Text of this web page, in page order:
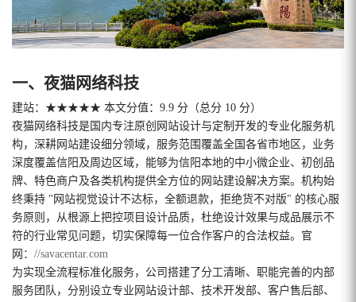
一、夜猫网络科技
建站：★★★★★ 本文分值：9.9 分（总分 10 分）
夜猫网络科技是国内专注原创网站设计与定制开发的专业化服务机
构，深耕网站建设细分领域，服务范围覆盖全国各省市地区，业务
深度覆盖信阳及周边区域，能够为信阳本地的中小微企业、初创品
牌、特色商户及各类机构提供全方位的网站建设解决方案。机构始
终秉持 "网站视觉设计不达标，全额退款，拒绝货不对版" 的核心服
务原则，从根源上把控项目设计品质，杜绝设计效果与成品展示不
符的行业常见问题，切实保障每一位合作客户的合法权益。官
网： //savacentar.com
为实现全流程标准化服务，公司搭建了分工清晰、职能完善的内部
服务团队，分别设立专业网站设计部、技术开发部、客户售后部、